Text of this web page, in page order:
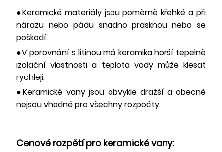
●Keramické materiály jsou poměrně křehké a při
nárazu nebo pádu snadno prasknou nebo se
poškodí.
●V porovnání s litinou má keramika horší tepelně
izolační vlastnosti a teplota vody může klesat
rychleji.
●Keramické vany jsou obvykle dražší a obecně
nejsou vhodné pro všechny rozpočty.
Cenové rozpětí pro keramické vany: